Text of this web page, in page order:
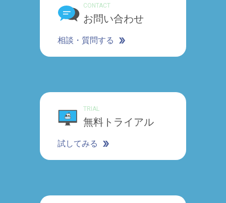
CONTACT
お問い合わせ
相談・質問する
TRIAL
無料トライアル
試してみる